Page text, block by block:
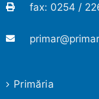
fax: 0254 /
Primăria